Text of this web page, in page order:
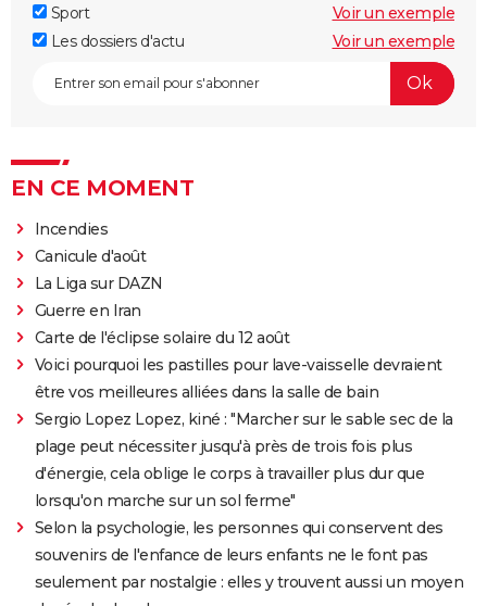
Sport
Voir un exemple
Les dossiers d'actu
Voir un exemple
EN CE MOMENT
Incendies
Canicule d'août
La Liga sur DAZN
Guerre en Iran
Carte de l'éclipse solaire du 12 août
Voici pourquoi les pastilles pour lave-vaisselle devraient
être vos meilleures alliées dans la salle de bain
Sergio Lopez Lopez, kiné : "Marcher sur le sable sec de la
plage peut nécessiter jusqu'à près de trois fois plus
d'énergie, cela oblige le corps à travailler plus dur que
lorsqu'on marche sur un sol ferme"
Selon la psychologie, les personnes qui conservent des
souvenirs de l'enfance de leurs enfants ne le font pas
seulement par nostalgie : elles y trouvent aussi un moyen